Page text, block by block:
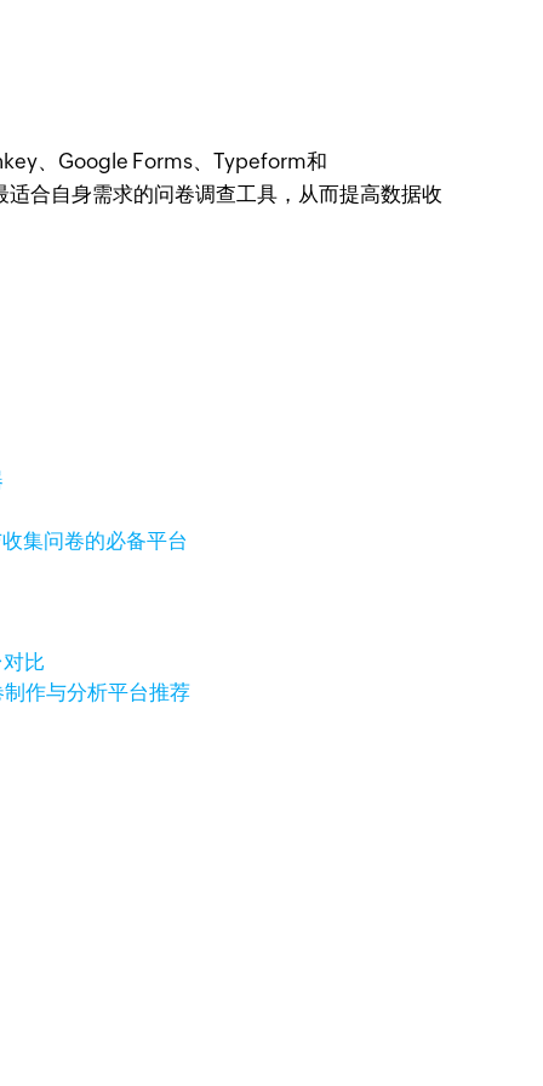
、Google Forms、Typeform和
合自身需求的问卷调查工具，从而提高数据收
集问卷的必备平台
比
作与分析平台推荐